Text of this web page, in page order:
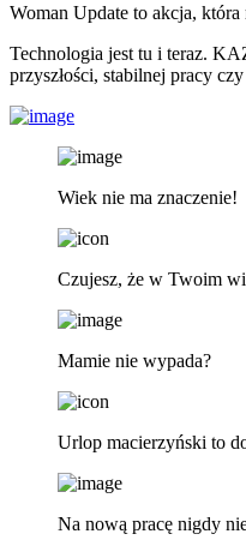
Woman Update to akcja,
Technologia jest tu i teraz.
przyszłości, stabilnej pracy
Wiek nie ma znaczenie!
Czujesz, że w Twoim
Mamie nie wypada?
Urlop macierzyński to
Na nową pracę nigdy